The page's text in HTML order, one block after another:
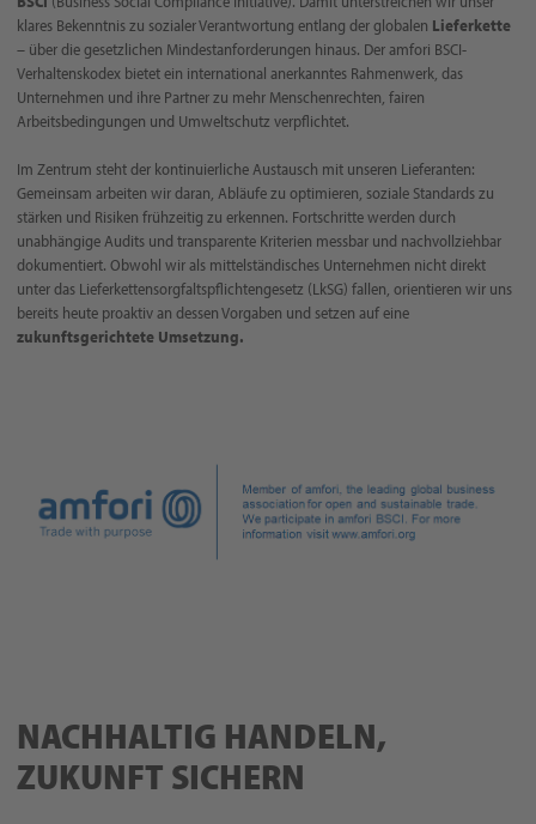
klares Bekenntnis zu sozialer Verantwortung entlang der globalen Lieferkette
– über die gesetzlichen Mindestanforderungen hinaus. Der amfori BSCI-
Verhaltenskodex bietet ein international anerkanntes Rahmenwerk, das
Unternehmen und ihre Partner zu mehr Menschenrechten, fairen
Arbeitsbedingungen und Umweltschutz verpflichtet.
Im Zentrum steht der kontinuierliche Austausch mit unseren Lieferanten:
Gemeinsam arbeiten wir daran, Abläufe zu optimieren, soziale Standards zu
stärken und Risiken frühzeitig zu erkennen. Fortschritte werden durch
unabhängige Audits und transparente Kriterien messbar und nachvollziehbar
dokumentiert. Obwohl wir als mittelständisches Unternehmen nicht direkt
unter das Lieferkettensorgfaltspflichtengesetz (LkSG) fallen, orientieren wir uns
bereits heute proaktiv an dessen Vorgaben und setzen auf eine
zukunftsgerichtete Umsetzung.
NACHHALTIG HANDELN,
ZUKUNFT SICHERN